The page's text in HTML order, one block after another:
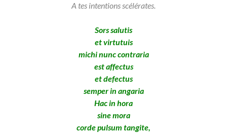
A tes intentions scélérates.
Sors salutis
et virtutuis
michi nunc contraria
est affectus
et defectus
semper in angaria
Hac in hora
sine mora
corde pulsum tangite,